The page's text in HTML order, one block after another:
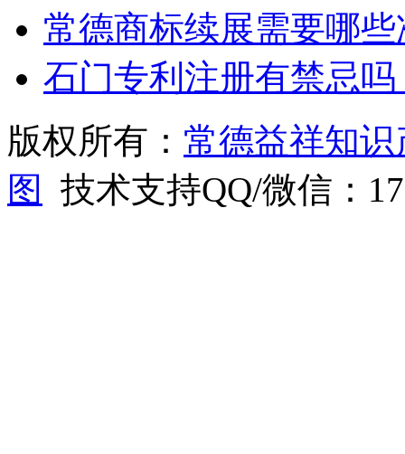
常德商标续展需要哪
石门专利注册有禁忌吗
版权所有： 常德益祥知
图
技术支持QQ/微信：